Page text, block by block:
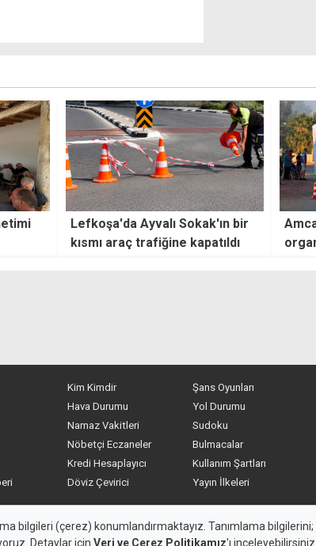
Lefkoşa'da Ayvalı Sokak'ın bir
kısmı araç trafiğine kapatıldı
Kim Kimdir
Hava Durumu
Namaz Vakitleri
Nöbetçi Eczaneler
Kredi Hesaplayıcı
Döviz Çevirici
Şans Oyunları
Yol Durumu
Sudoku
Bulmacalar
Kullanım Şartları
Yayın İlkeleri
bilgileri (çerez) konumlandırmaktayız. Tanımlama
Detaylar için Veri ve Çerez Politikamız'ı inceleyebilirsiniz.